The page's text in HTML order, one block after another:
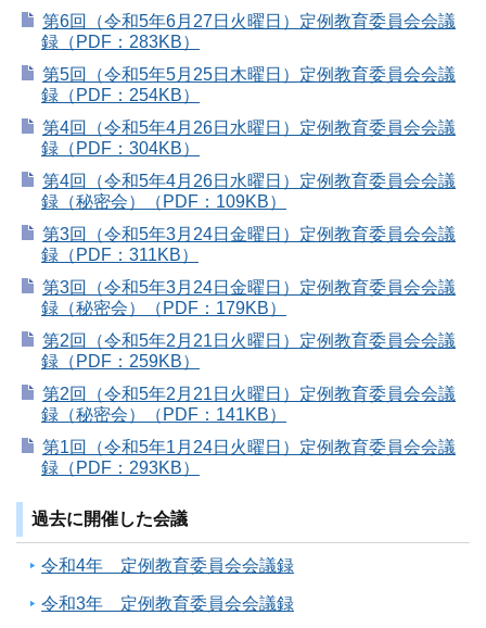
第6回（令和5年6月27日火曜日）定例教育委員会会議
録（PDF：283KB）
第5回（令和5年5月25日木曜日）定例教育委員会会議
録（PDF：254KB）
第4回（令和5年4月26日水曜日）定例教育委員会会議
録（PDF：304KB）
第4回（令和5年4月26日水曜日）定例教育委員会会議
録（秘密会）（PDF：109KB）
第3回（令和5年3月24日金曜日）定例教育委員会会議
録（PDF：311KB）
第3回（令和5年3月24日金曜日）定例教育委員会会議
録（秘密会）（PDF：179KB）
第2回（令和5年2月21日火曜日）定例教育委員会会議
録（PDF：259KB）
第2回（令和5年2月21日火曜日）定例教育委員会会議
録（秘密会）（PDF：141KB）
第1回（令和5年1月24日火曜日）定例教育委員会会議
録（PDF：293KB）
過去に開催した会議
令和4年 定例教育委員会会議録
令和3年 定例教育委員会会議録